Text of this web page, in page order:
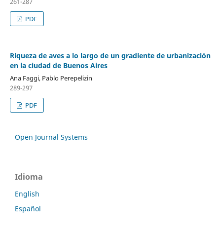
PDF
Riqueza de aves a lo largo de un gradiente de urbanización
en la ciudad de Buenos Aires
Ana Faggi, Pablo Perepelizin
289-297
PDF
Open Journal Systems
Idioma
English
Español